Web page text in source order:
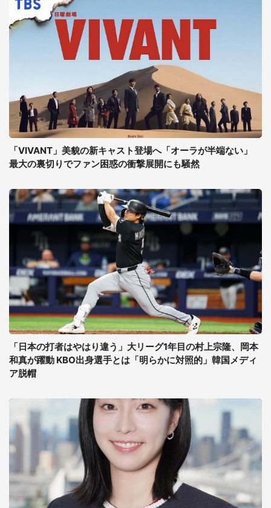
「VIVANT」美貌の新キャスト登場へ「オーラが半端ない」
最大の裏切りでファン困惑の衝撃展開にも騒然
「日本の打者はやはり違う」大リーグ1年目の村上宗隆、岡本
和真が躍動 KBO出身選手とは「明らかに対照的」韓国メディ
ア脱帽